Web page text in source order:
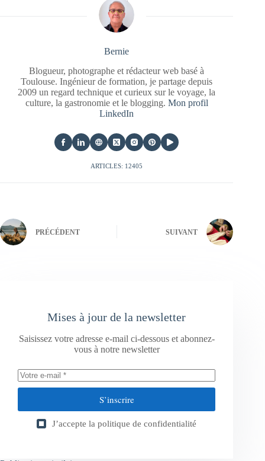
Bernie
Blogueur, photographe et rédacteur web basé à
Toulouse. Ingénieur de formation, je partage depuis
2009 un regard technique et curieux sur le voyage, la
culture, la gastronomie et le blogging. Mon profil
LinkedIn
ARTICLES: 12405
PRÉCÉDENT SUIVANT
Mises à jour de la newsletter
Saisissez votre adresse e-mail ci-dessous et abonnez-
vous à notre newsletter
S’inscrire
J’accepte la politique de confidentialité